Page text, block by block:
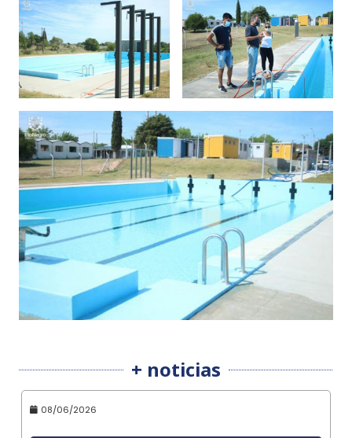
+ noticias
08/06/2026